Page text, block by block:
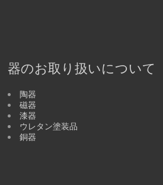
器のお取り扱いについて
陶器
磁器
漆器
ウレタン塗装品
銅器